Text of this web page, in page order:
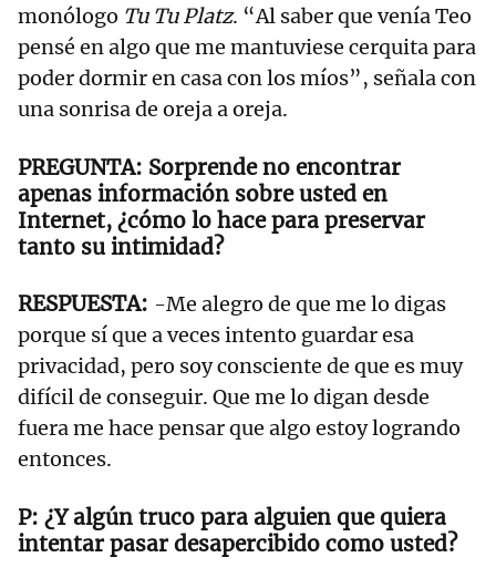
monólogo Tu Tu Platz. “Al saber que venía Teo
pensé en algo que me mantuviese cerquita para
poder dormir en casa con los míos”, señala con
una sonrisa de oreja a oreja.
Sorprende no encontrar
apenas información sobre usted en
Internet, ¿cómo lo hace para preservar
tanto su intimidad?
-Me alegro de que me lo digas
porque sí que a veces intento guardar esa
privacidad, pero soy consciente de que es muy
difícil de conseguir. Que me lo digan desde
fuera me hace pensar que algo estoy logrando
entonces.
¿Y algún truco para alguien que quiera
intentar pasar desapercibido como usted?